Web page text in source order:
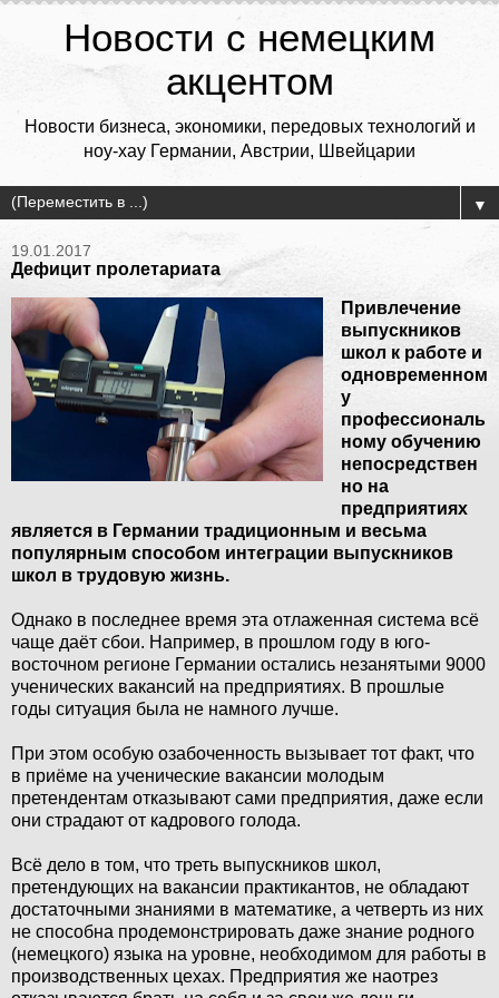
Новости с немецким
акцентом
Новости бизнеса, экономики, передовых технологий и
ноу-хау Германии, Австрии, Швейцарии
▼
19.01.2017
Дефицит пролетариата
Привлечение
выпускников
школ к работе и
одновременном
у
профессиональ
ному обучению
непосредствен
но на
предприятиях
является в Германии традиционным и весьма
популярным способом интеграции выпускников
школ в трудовую жизнь.
Однако в последнее время эта отлаженная система всё
чаще даёт сбои. Например, в прошлом году в юго-
восточном регионе Германии остались незанятыми 9000
ученических вакансий на предприятиях. В прошлые
годы ситуация была не намного лучше.
При этом особую озабоченность вызывает тот факт, что
в приёме на ученические вакансии молодым
претендентам отказывают сами предприятия, даже если
они страдают от кадрового голода.
Всё дело в том, что треть выпускников школ,
претендующих на вакансии практикантов, не обладают
достаточными знаниями в математике, а четверть из них
не способна продемонстрировать даже знание родного
(немецкого) языка на уровне, необходимом для работы в
производственных цехах. Предприятия же наотрез